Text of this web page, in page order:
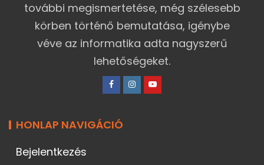
további megismertetése, még szélesebb
körben történő bemutatása, igénybe
véve az informatika adta nagyszerű
lehetőségeket.
HONLAP NAVIGÁCIÓ
Bejelentkezés